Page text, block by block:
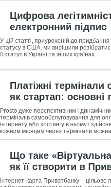
Цифрова
електронний підпис
У цій статті, приуроченій до
статусу в США, ми вирішили
її статус в Україні та інших країнах.
Платіжні термінали
як стартап: основні
оплати послуг
Prosto дуже перспективним і
терміналів самообслуговування для
інтернету або хостингу в ньому і
кожним місяцем через термінали
сучасної людини. Про
Що таке
як її створити в
Інтернет-карта Приватбанку – цільове